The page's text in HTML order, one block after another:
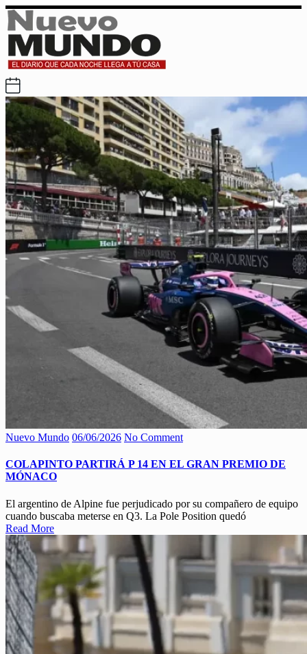
Nuevo Mundo 06/06/2026 No Comment
COLAPINTO PARTIRÁ P 14 EN EL GRAN PREMIO DE
MÓNACO
El argentino de Alpine fue perjudicado por su compañero de equipo
cuando buscaba meterse en Q3. La Pole Position quedó
Read More